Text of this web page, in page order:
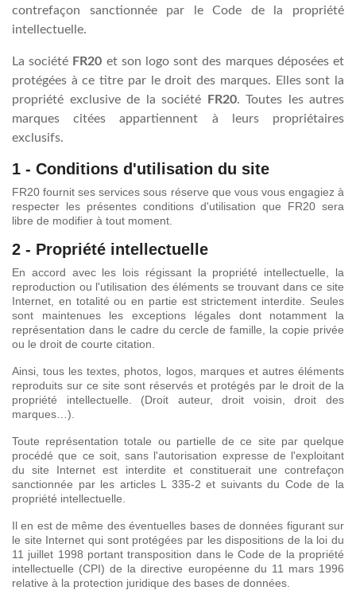
contrefaçon sanctionnée par le Code de la propriété
intellectuelle.
La société FR20 et son logo sont des marques déposées et
protégées à ce titre par le droit des marques. Elles sont la
propriété exclusive de la société
FR20. Toutes les autres
marques citées appartiennent à leurs propriétaires
exclusifs.
1 - Conditions d'utilisation du site
FR20 fournit ses services sous réserve que vous vous engagiez à
respecter les présentes conditions d'utilisation que FR20 sera
libre de modifier à tout moment.
2 - Propriété intellectuelle
En accord avec les lois régissant la propriété intellectuelle, la
reproduction ou l'utilisation des éléments se trouvant dans ce site
Internet, en totalité ou en partie est strictement interdite. Seules
sont maintenues les exceptions légales dont notamment la
représentation dans le cadre du cercle de famille, la copie privée
ou le droit de courte citation.
Ainsi, tous les textes, photos, logos, marques et autres éléments
reproduits sur ce site sont réservés et protégés par le droit de la
propriété intellectuelle. (Droit auteur, droit voisin, droit des
marques…).
Toute représentation totale ou partielle de ce site par quelque
procédé que ce soit, sans l'autorisation expresse de l'exploitant
du site Internet est interdite et constituerait une contrefaçon
sanctionnée par les articles L 335-2 et suivants du Code de la
propriété intellectuelle.
Il en est de même des éventuelles bases de données figurant sur
le site Internet qui sont protégées par les dispositions de la loi du
11 juillet 1998 portant transposition dans le Code de la propriété
intellectuelle (CPI) de la directive européenne du 11 mars 1996
relative à la protection juridique des bases de données.